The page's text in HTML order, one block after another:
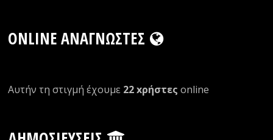
ONLINE ΑΝΑΓΝΏΣΤΕΣ
Αυτήν τη στιγμή έχουμε 22 xρήστες οnline